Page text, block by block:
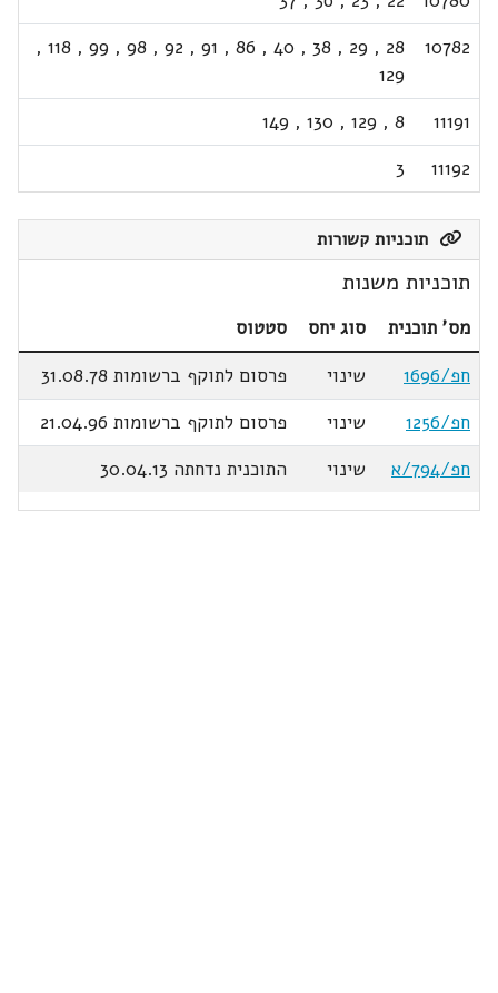
10782
28
,
29
,
38
,
40
,
86
,
91
,
92
,
98
,
99
,
118
,
129
11191
8
,
129
,
130
,
149
11192
3
תוכניות קשורות
תוכניות משנות
מס' תוכנית סוג יחס
סטטוס
חפ/1696
שינוי
פרסום לתוקף ברשומות 31.08.78
חפ/1256
שינוי
פרסום לתוקף ברשומות 21.04.96
חפ/794/א
שינוי התוכנית נדחתה 30.04.13